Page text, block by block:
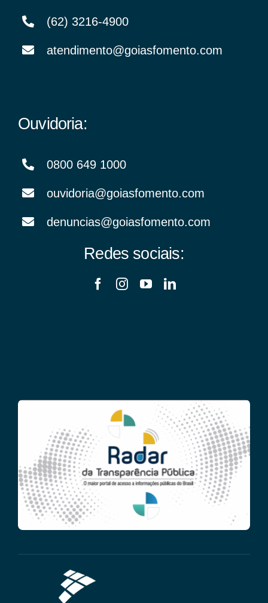
(62) 3216-4900
atendimento@goiasfomento.com
Ouvidoria:
0800 649 1000
ouvidoria@goiasfomento.com
denuncias@goiasfomento.com
Redes sociais: